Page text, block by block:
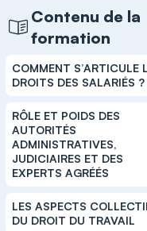
Contenu de la
formation
COMMENT S’ARTICULE
DROITS DES SALARIÉS ?
RÔLE ET POIDS DES
AUTORITÉS
ADMINISTRATIVES,
JUDICIAIRES ET DES
EXPERTS AGRÉÉS
LES ASPECTS
DU DROIT DU TRAVAIL